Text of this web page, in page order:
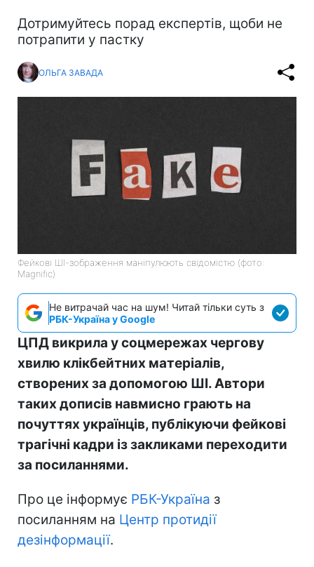
Дотримуйтесь порад експертів, щоби не
потрапити у пастку
ОЛЬГА ЗАВАДА
Фейкові ШІ-зображення маніпулюють свідомістю (фото:
Magnific)
Не витрачай час на шум! Читай тільки суть з
РБК-Україна у Google
ЦПД викрила у соцмережах чергову
хвилю клікбейтних матеріалів,
створених за допомогою ШІ. Автори
таких дописів навмисно грають на
почуттях українців, публікуючи фейкові
трагічні кадри із закликами переходити
за посиланнями.
Про це інформує РБК-Україна з
посиланням на Центр протидії
дезінформації.